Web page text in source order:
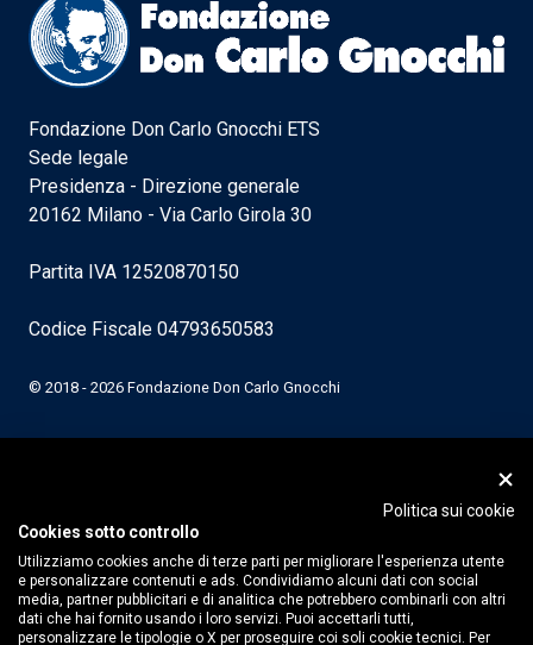
Fondazione Don Carlo Gnocchi ETS
Sede legale
Presidenza - Direzione generale
20162 Milano - Via Carlo Girola 30
Partita IVA 12520870150
Codice Fiscale 04793650583
© 2018 - 2026 Fondazione Don Carlo Gnocchi
Politica sui cookie
Cookies sotto controllo
Utilizziamo cookies anche di terze parti per migliorare l'esperienza utente
e personalizzare contenuti e ads. Condividiamo alcuni dati con social
media, partner pubblicitari e di analitica che potrebbero combinarli con altri
dati che hai fornito usando i loro servizi. Puoi accettarli tutti,
personalizzare le tipologie o X per proseguire coi soli cookie tecnici. Per